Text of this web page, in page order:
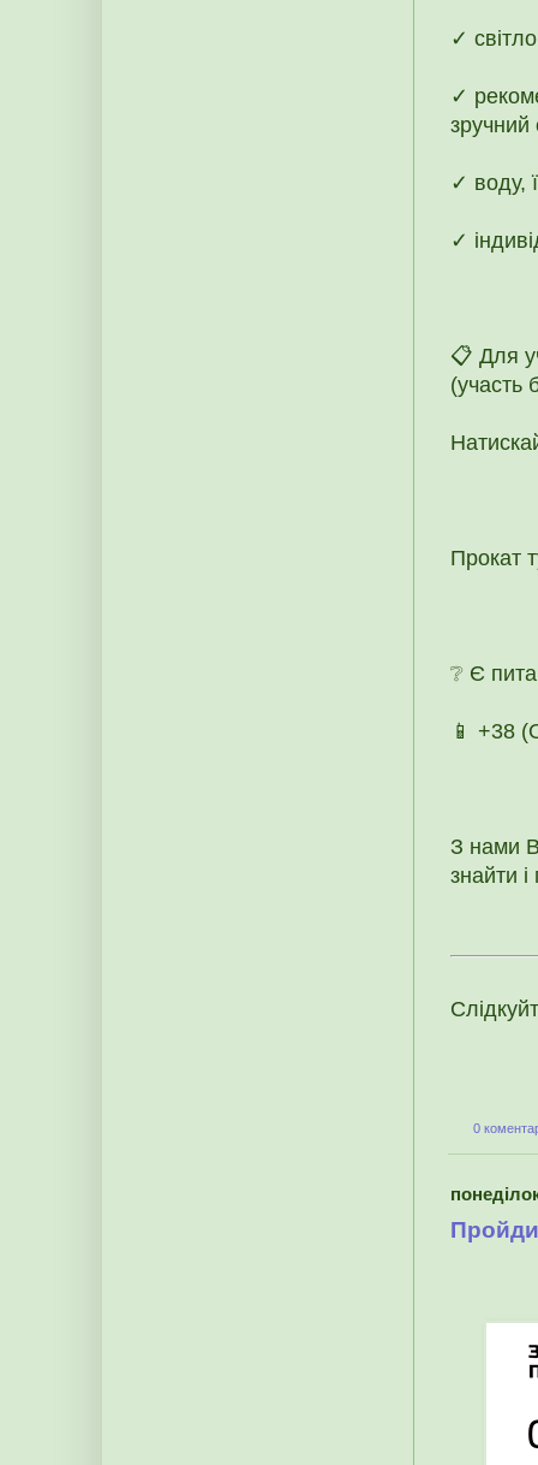
✓
✓
зручний
✓ воду,
✓
📋 Для
(участь
Прокат
❔ Є
📱 +38
З нами
знайти
0
Пройди